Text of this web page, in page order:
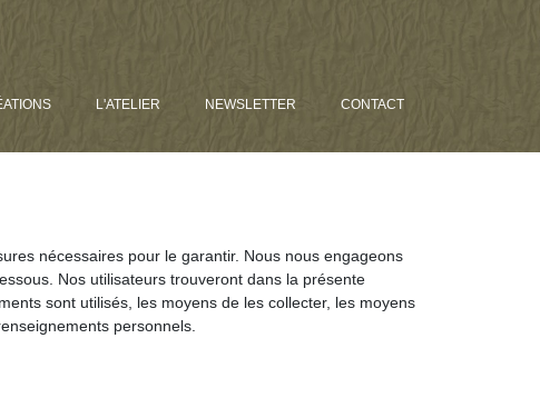
L'ATELIER NEWSLETTER CONTACT
nécessaires pour le garantir. Nous nous engageons
Nos utilisateurs trouveront dans la présente
sont utilisés, les moyens de les collecter, les moyens
personnels.